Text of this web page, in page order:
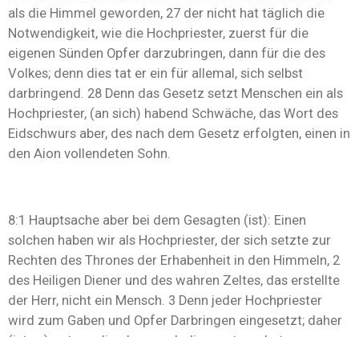
als die Himmel geworden, 27 der nicht hat täglich die
Notwendigkeit, wie die Hochpriester, zuerst für die
eigenen Sünden Opfer darzubringen, dann für die des
Volkes; denn dies tat er ein für allemal, sich selbst
darbringend. 28 Denn das Gesetz setzt Menschen ein als
Hochpriester, (an sich) habend Schwäche, das Wort des
Eidschwurs aber, des nach dem Gesetz erfolgten, einen in
den Aion vollendeten Sohn.
8:1 Hauptsache aber bei dem Gesagten (ist): Einen
solchen haben wir als Hochpriester, der sich setzte zur
Rechten des Thrones der Erhabenheit in den Himmeln, 2
des Heiligen Diener und des wahren Zeltes, das erstellte
der Herr, nicht ein Mensch. 3 Denn jeder Hochpriester
wird zum Gaben und Opfer Darbringen eingesetzt; daher